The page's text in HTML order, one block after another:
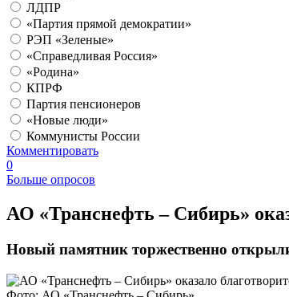
ЛДПР
«Партия прямой демократии»
РЭП «Зеленые»
«Справедливая Россия»
«Родина»
КПРФ
Партия пенсионеров
«Новые люди»
Коммунисты России
Комментировать
0
Больше опросов
​АО «Транснефть – Сибирь»
Новый памятник торжественно